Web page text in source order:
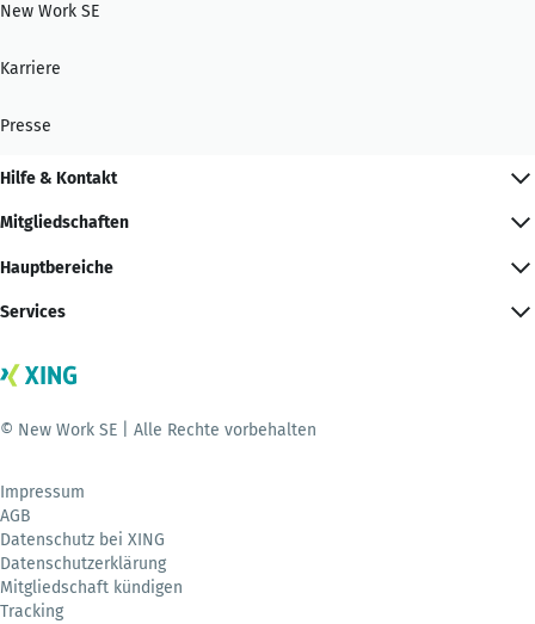
New Work SE
Karriere
Presse
Hilfe & Kontakt
Mitgliedschaften
Hauptbereiche
Services
© New Work SE | Alle Rechte vorbehalten
Impressum
AGB
Datenschutz bei XING
Datenschutzerklärung
Mitgliedschaft kündigen
Tracking